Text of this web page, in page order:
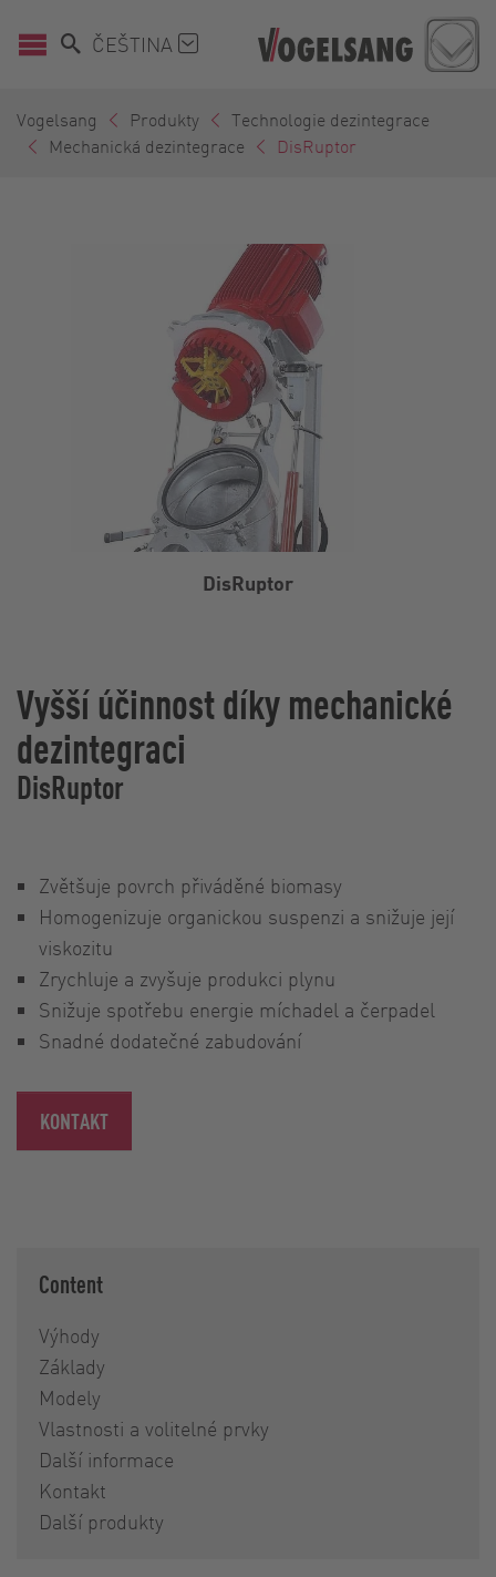
ČEŠTINA
Vogelsang Produkty
Technologie dezintegrace
Mechanická dezintegrace
DisRuptor
DisRuptor
Vyšší účinnost díky mechanické
dezintegraci
DisRuptor
Zvětšuje povrch přiváděné biomasy
Homogenizuje organickou suspenzi a snižuje její
viskozitu
Zrychluje a zvyšuje produkci plynu
Snižuje spotřebu energie míchadel a čerpadel
Snadné dodatečné zabudování
KONTAKT
Content
Výhody
Základy
Modely
Vlastnosti a volitelné prvky
Další informace
Kontakt
Další produkty